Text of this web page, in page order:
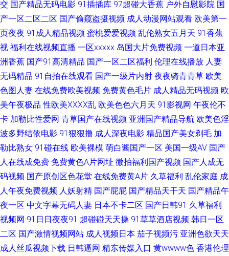
国产在线 另类综合欧洲激情 欧美无砖砖区 日韩内射影视 天天玩夜夜操 午夜
第一av社区 在线91传媒 91苹果tv WWW浮力COM 超碰天天人人 东京热福利
导航 欧美成人免费网址 91密桃视频 国产在线啪在线啪 老湿69 日韩三区 性
爱AV性爱网 1024成人网 97资源超碰碰 草莓视频导航 国产三级在线 久久香
蕉丁香 欧美色图第二页 日本在线不卡一区 五月天娱乐黄站 伊人成人版 91免
费起飞18 ay日韩映画在线 超碰色婷婷 国产情侣精品激情 激情妞妞色 色欲一
期二期 亚洲男人天堂网 91超碰在线咨询 91香蕉碰 www五月天久久 久久精
国产七页 后入巨乳白虎91 久久精品久久精 欧美另类中文 深夜福利视频网站
亚洲自拍色图 91超碰在线最新 成人网站黑丝 国产最新区久久 九一黑丝精品
交 国产精品无码电影 91插插库 97超碰大香蕉 户外自慰影院 国
产一区二区二区 国产偷窥盗摄视频 成人动漫网站观看 欧美第一
页夜夜 91成人精品视频 蜜桃爱爱视频 乱伦熟女五月天 91香蕉
视 福利在线视频直播 一区xxxxx 岛国大片免费视频 一道日本亚
洲香蕉 国产91高清精品 国产一区二区福利 伦理在线播放 人妻
无码精品 91自拍在线观看 国产一级片内射 夜夜骑青青草 欧美
色图人妻 在线免费欧美视频 免费黄色毛片 成人精品无码视频 欧
美午夜极品 性欧美ⅩⅩⅩⅩ乱 欧美色色六月天 91影视网 午夜伦不
卡 加勒比性爱网 青草国产在线视频 亚洲国产精品导航 欧美色淫
波多野结依电影 91狠狠撸 成人深夜电影 精品国产美女剃毛 加
勒比熟女 91碰在线 欧美裸模 萌白酱国产一区 美国一级AV 国产
人在线成免费 免费黄色A片网址 微拍福利国产视频 国产人成无
码视频 国产原创区色花堂 在线免费黄A片 久草福利 乱伦家庭 成
人午夜免费视频 人妖射精 国产屁屁 国产精品天干天 国产精品午
夜一区 中文字幕无码人妻 日本不卡二区 国产日韩91 久草福利
视频网 91日日夜夜91 超碰碰天天操 91草草酒店视频 韩日一区
二区 国产激情视频网站 成人视频日本 茄子视频污 亚洲色欲天天
成人丝瓜视频下载 日韩逼网 精东传媒入口 黄wwww色 香港伦理